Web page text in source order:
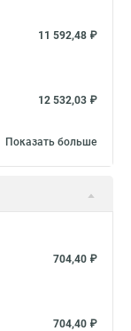
11 592,48 ₽
12 532,03 ₽
Показать больше
704,40 ₽
704,40 ₽